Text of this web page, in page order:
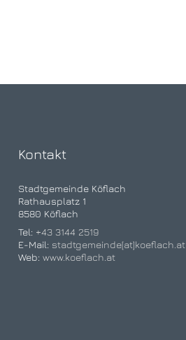
Kontakt
Stadtgemeinde Köflach
Rathausplatz 1
8580 Köflach
Tel: +43 3144 2519
E-Mail: stadtgemeinde[at]koeflach.at
Web:www.koeflach.at